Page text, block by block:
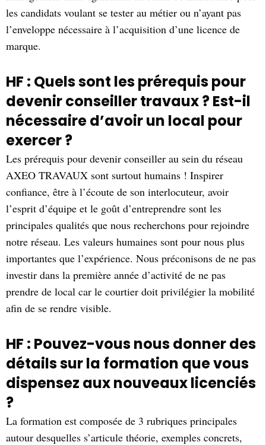
les candidats voulant se tester au métier ou n’ayant pas
l’enveloppe nécessaire à l’acquisition d’une licence de
marque.
HF : Quels sont les prérequis pour
devenir conseiller travaux ? Est-il
nécessaire d’avoir un local pour
exercer ?
Les prérequis pour devenir conseiller au sein du réseau
AXEO TRAVAUX sont surtout humains ! Inspirer
confiance, être à l’écoute de son interlocuteur, avoir
l’esprit d’équipe et le goût d’entreprendre sont les
principales qualités que nous recherchons pour rejoindre
notre réseau. Les valeurs humaines sont pour nous plus
importantes que l’expérience. Nous préconisons de ne pas
investir dans la première année d’activité de ne pas
prendre de local car le courtier doit privilégier la mobilité
afin de se rendre visible.
HF : Pouvez-vous nous donner des
détails sur la formation que vous
dispensez aux nouveaux licenciés
?
La formation est composée de 3 rubriques principales
autour desquelles s’articule théorie, exemples concrets,